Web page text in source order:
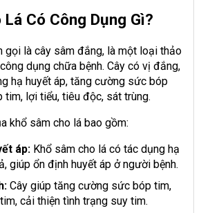
Lá Có Công Dụng Gì?
gọi là cây sâm đắng, là một loại thảo
dụng chữa bệnh. Cây có vị đắng,
hạ huyết áp, tăng cường sức bóp
tim, lợi tiểu, tiêu độc, sát trùng.
khổ sâm cho lá bao gồm:
áp:Khổ sâm cho lá có tác dụng hạ
giúp ổn định huyết áp ở người bệnh.
Cây giúp tăng cường sức bóp tim,
cải thiện tình trạng suy tim.